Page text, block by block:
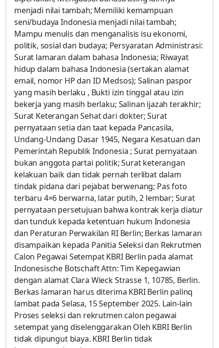
menjadi nilai tambah; Memiliki kemampuan
seni/budaya Indonesia menjadi nilai tambah;
Mampu menulis dan menganalisis isu ekonomi,
politik, sosial dan budaya; Persyaratan Administrasi:
Surat lamaran dalam bahasa Indonesia; Riwayat
hidup dalam bahasa Indonesia (sertakan alamat
email, nomor HP dan ID Medsos); Salinan paspor
yang masih berlaku , Bukti izin tinggal atau izin
bekerja yang masih berlaku; Salinan ijazah terakhir;
Surat Keterangan Sehat dari dokter; Surat
pernyataan setia dan taat kepada Pancasila,
Undang-Undang Dasar 1945, Negara Kesatuan dan
Pemerintah Republik Indonesia ; Surat pernyataan
bukan anggota partai politik; Surat keterangan
kelakuan baik dan tidak pernah terlibat dalam
tindak pidana dari pejabat berwenang; Pas foto
terbaru 4×6 berwarna, latar putih, 2 lembar; Surat
pernyataan persetujuan bahwa kontrak kerja diatur
dan tunduk kepada ketentuan hukum Indonesia
dan Peraturan Perwakilan RI Berlin; Berkas lamaran
disampaikan kepada Panitia Seleksi dan Rekrutmen
Calon Pegawai Setempat KBRI Berlin pada alamat
Indonesische Botschaft Attn: Tim Kepegawian
dengan alamat Clara Wieck Strasse 1, 10785, Berlin.
Berkas lamaran harus diterima KBRI Berlin palinq
lambat pada Selasa, 15 September 2025. Lain-lain
Proses seleksi dan rekrutmen calon pegawai
setempat yang diselenggarakan Oleh KBRI Berlin
tidak dipungut biaya. KBRI Berlin tidak